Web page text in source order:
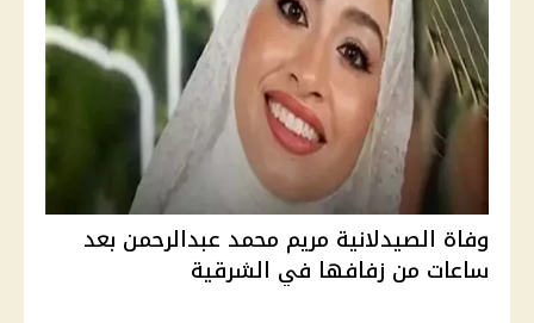
وفاة الصيدلانية مريم محمد عبدالرحمن بعد
ساعات من زفافها في الشرقية